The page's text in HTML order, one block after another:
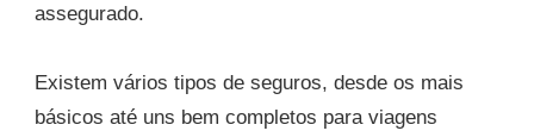
assegurado.
Existem vários tipos de seguros, desde os mais
básicos até uns bem completos para viagens